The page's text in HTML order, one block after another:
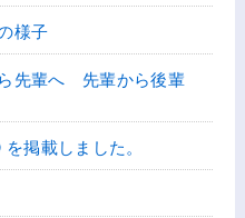
様子
先輩へ 先輩から後輩
掲載しました。